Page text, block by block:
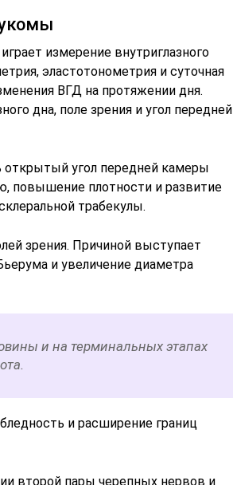
измерение внутриглазного
эластотонометрия и суточная
ВГД на протяжении дня.
дна, поле зрения и угол передней
открытый угол передней камеры
повышение плотности и развитие
трабекулы.
зрения. Причиной выступает
и увеличение диаметра
и на терминальных этапах
и расширение границ
второй пары черепных нервов и